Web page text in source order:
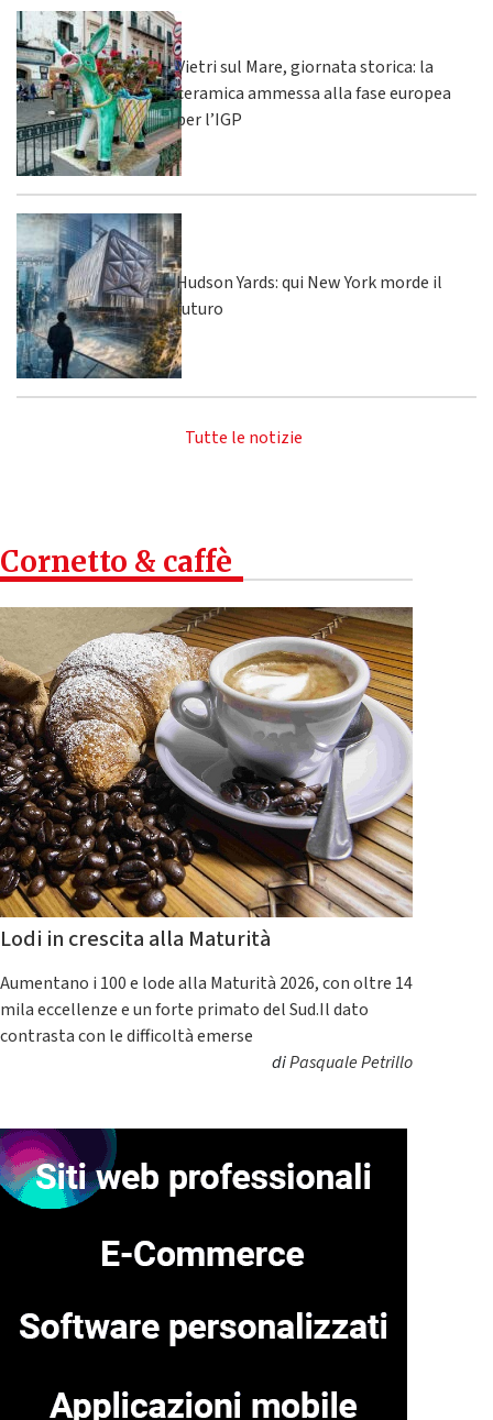
Vietri sul Mare, giornata storica: la
ceramica ammessa alla fase europea
per l’IGP
Hudson Yards: qui New York morde il
futuro
Tutte le notizie
Cornetto & caffè
Lodi in crescita alla Maturità
Aumentano i 100 e lode alla Maturità 2026, con oltre 14
mila eccellenze e un forte primato del Sud.Il dato
contrasta con le difficoltà emerse
diPasquale Petrillo